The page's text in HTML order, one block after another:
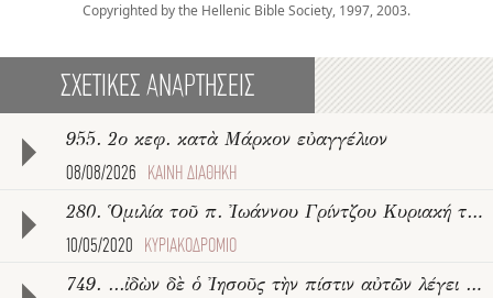
Copyrighted by the Hellenic Bible Society, 1997, 2003.
ΣΧΕΤΙΚΈΣ ΑΝΑΡΤΉΣΕΙΣ
955. 2ο κεφ. κατὰ Μάρκον εὐαγγέλιον
08/08/2026 ΚΑΙΝΗ ΔΙΑΘΗΚΗ
280. Ὁμιλία τοῦ π. Ἰωάννου Γρίντζου Κυριακή τοῦ Παραλύτου
10/05/2020 ΚΥΡΙΑΚΟΔΡΟΜΙΟ
749. ...ἰδὼν δὲ ὁ Ἰησοῦς τὴν πίστιν αὐτῶν λέγει τῷ παραλυτικῷ...